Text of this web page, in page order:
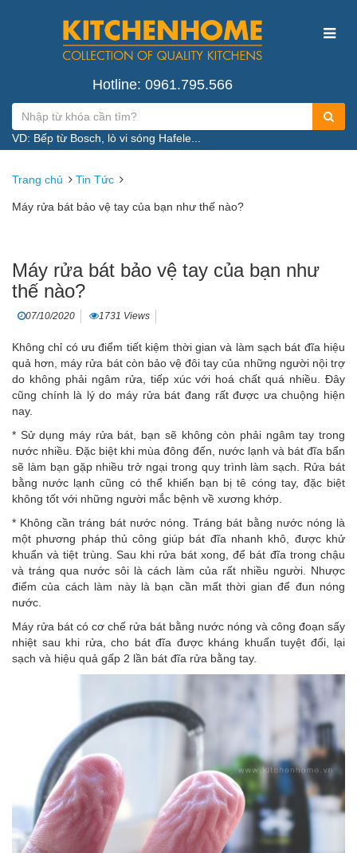
Hotline: 0961.795.566
VD: Bếp từ Bosch, lò vi sóng Hafele...
Trang chủ Tin Tức
Máy rửa bát bảo vệ tay của bạn như thế nào?
Máy rửa bát bảo vệ tay của bạn như
thế nào?
07/10/2020 1731 Views
Không chỉ có ưu điểm tiết kiệm thời gian và làm sạch bát đĩa hiệu
quả hơn, máy rửa bátcòn bảo vệ đôi tay của những người nội trợ
do không phải ngâm rửa, tiếp xúc với hoá chất quá nhiều. Đây
cũng chính là lý do máy rửa bát đang rất được ưa chuộng hiện
nay.
* Sử dụng máy rửa bát, bạn sẽ không còn phải ngâm tay trong
nước nhiều. Đặc biệt khi mùa đông đến, nước lạnh và bát đĩa bẩn
sẽ làm bạn gặp nhiều trở ngại trong quy trình làm sạch. Rửa bát
bằng nước lạnh cũng có thể khiến bạn bị tê cóng tay, đặc biệt
không tốt với những người mắc bệnh về xương khớp.
* Không cần tráng bát nước nóng. Tráng bát bằng nước nóng là
một phương pháp thủ công giúp bát đĩa nhanh khô, được khử
khuẩn và tiệt trùng. Sau khi rửa bát xong, để bát đĩa trong chậu
và tráng qua nước sôi là cách làm của rất nhiều người. Nhược
điểm của cách làm này là bạn cần mất thời gian để đun nóng
nước.
Máy rửa bát có cơ chế rửa bát bằng nước nóng và công đoạn sấy
nhiệt sau khi rửa, cho bát đĩa được kháng khuẩn tuyệt đối, lại
sạch và hiệu quả gấp 2 lần bát đĩa rửa bằng tay.